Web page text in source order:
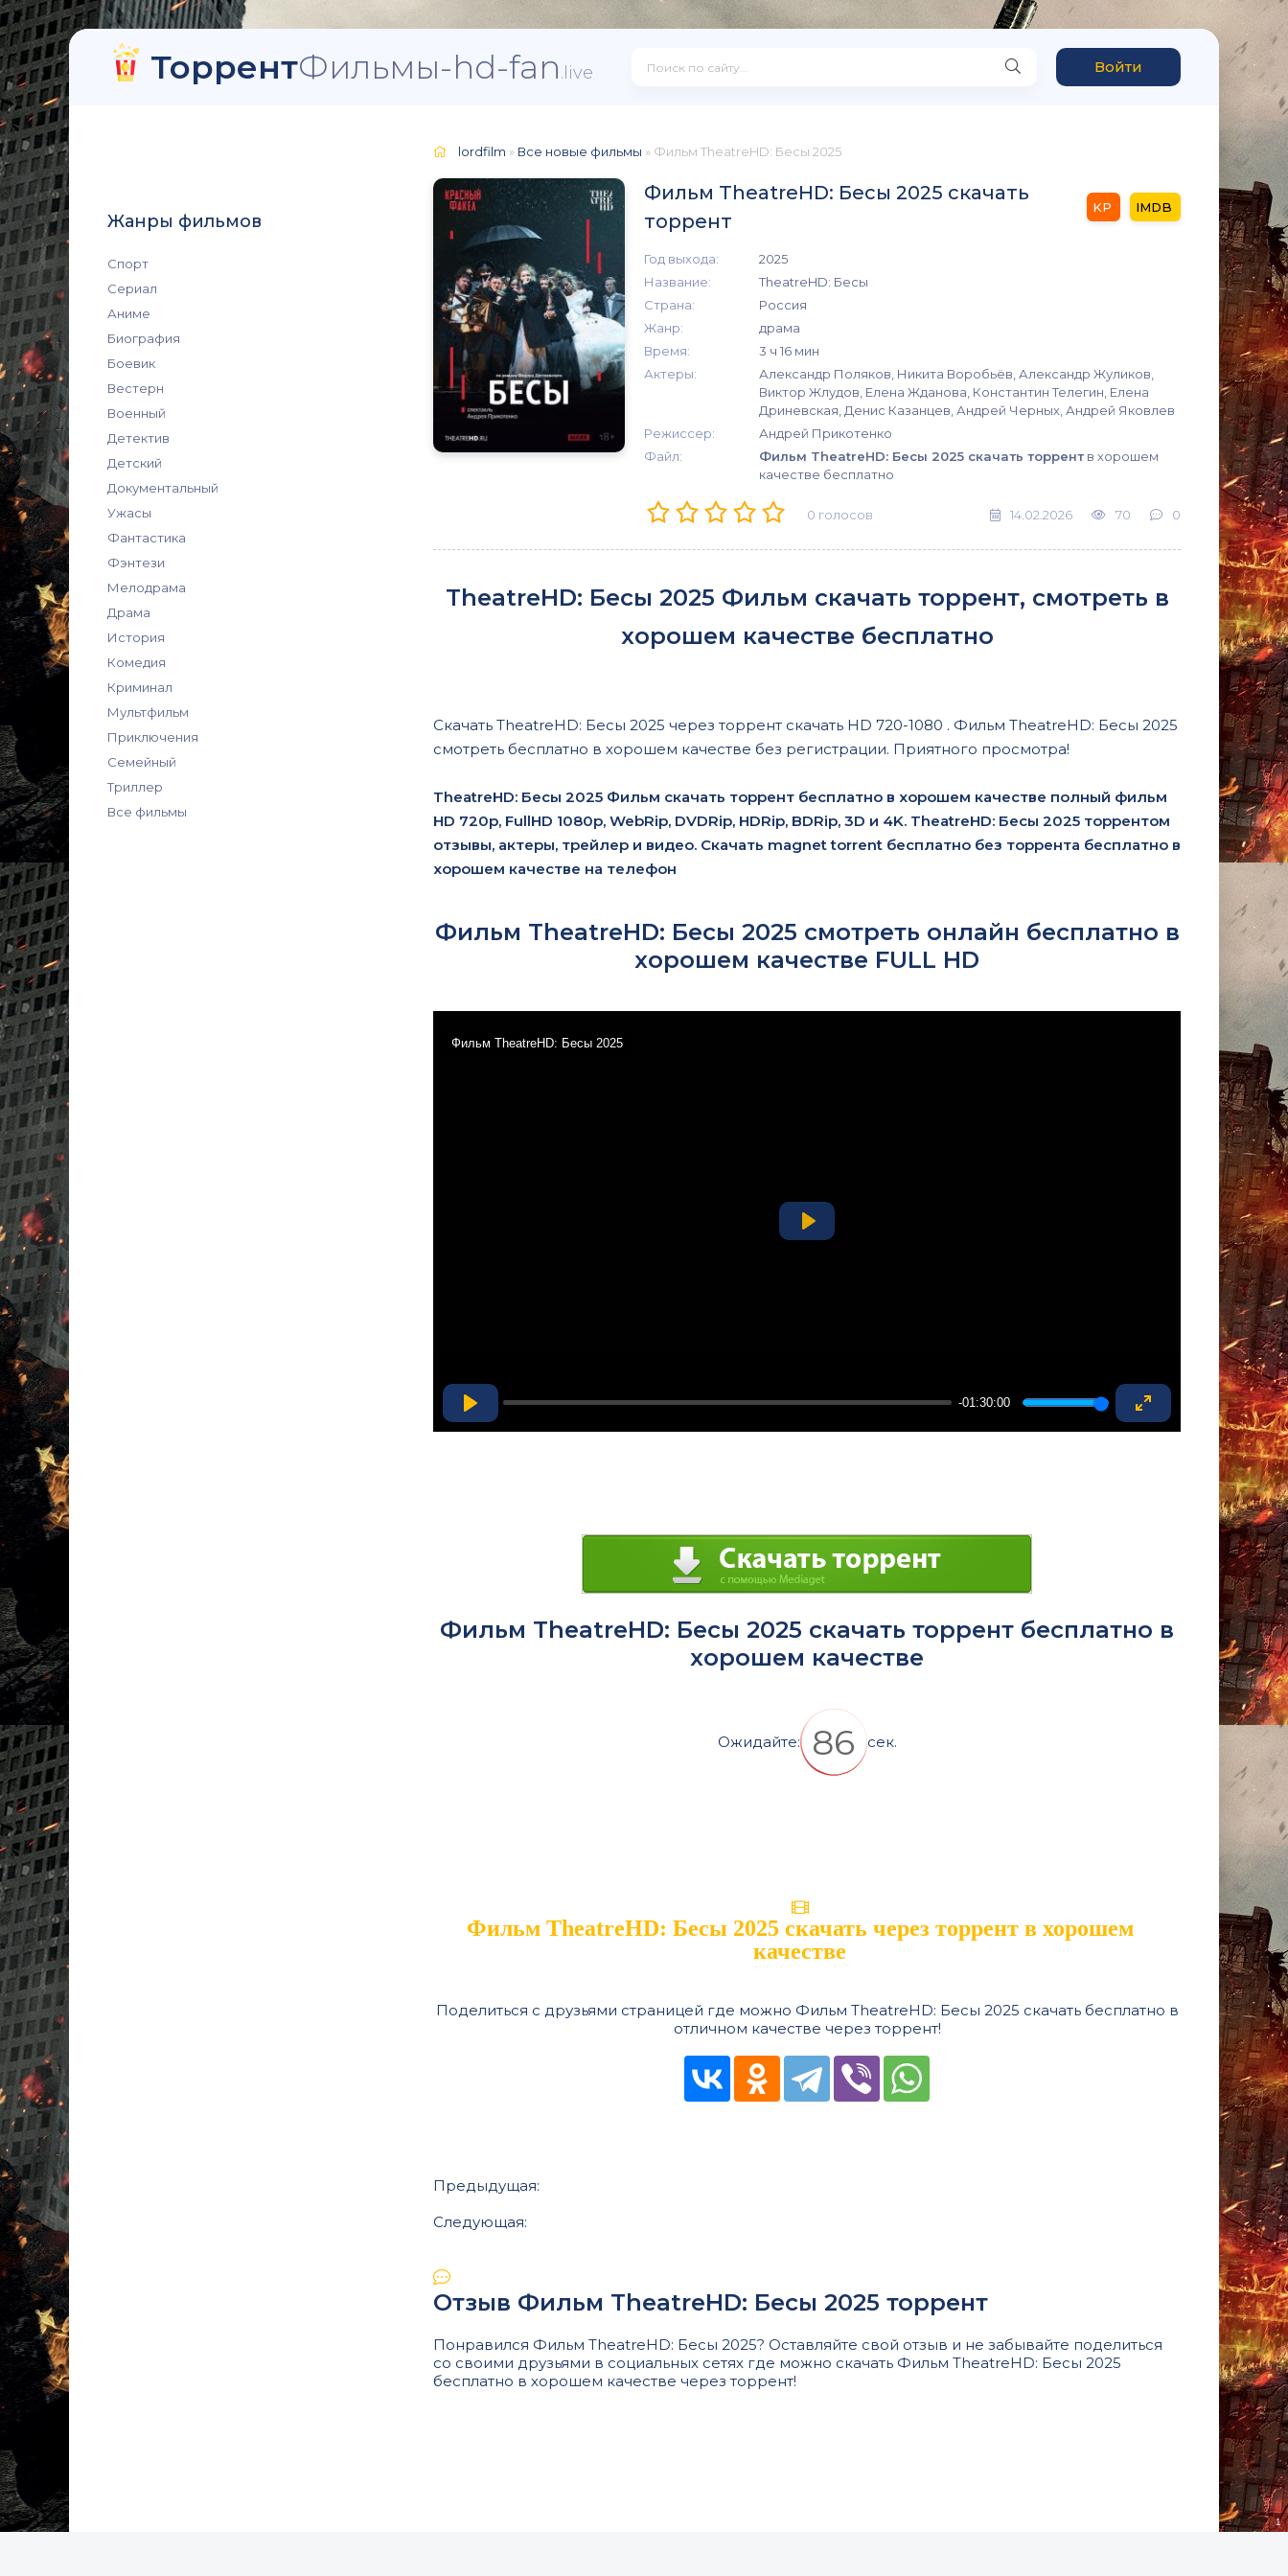
ТоррентФильмы-hd-fan.live Войти
Жанры фильмов
Спорт
Сериал
Аниме
Биография
Боевик
Вестерн
Военный
Детектив
Детский
Документальный
Ужасы
Фантастика
Фэнтези
Мелодрама
Драма
История
Комедия
Криминал
Мультфильм
Приключения
Семейный
Триллер
Все фильмы
lordfilm » Все новые фильмы » Фильм TheatreHD: Бесы 2025
Фильм TheatreHD: Бесы 2025 скачать
торрент
Год выхода:
2025
Название:
TheatreHD: Бесы
Страна:
Россия
Жанр:
драма
Время:
3 ч 16 мин
Актеры:
Александр Поляков, Никита Воробьёв, Александр Жуликов,
Виктор Жлудов, Елена Жданова, Константин Телегин, Елена
Дриневская, Денис Казанцев, Андрей Черных, Андрей Яковлев
Режиссер:
Андрей Прикотенко
Файл:
Фильм TheatreHD: Бесы 2025 скачать торрент в хорошем
качестве бесплатно
0 голосов 14.02.2026 70 0
TheatreHD: Бесы 2025 Фильм скачать торрент, смотреть в
хорошем качестве бесплатно
Скачать TheatreHD: Бесы 2025 через торрент скачать HD 720-1080 . Фильм TheatreHD: Бесы 2025
смотреть бесплатно в хорошем качестве без регистрации. Приятного просмотра!
TheatreHD: Бесы 2025 Фильм скачать торрент бесплатно в хорошем качестве полный фильм
HD 720p, FullHD 1080p, WebRip, DVDRip, HDRip, BDRip, 3D и 4K. TheatreHD: Бесы 2025 торрентом
отзывы, актеры, трейлер и видео. Скачать magnet torrent бесплатно без торрента бесплатно в
хорошем качестве на телефон
Фильм TheatreHD: Бесы 2025 смотреть онлайн бесплатно в
хорошем качестве FULL HD
Play
-01:30:00
Enter
fullscreen
Фильм TheatreHD: Бесы 2025
Фильм TheatreHD: Бесы 2025 скачать торрент бесплатно в
хорошем качестве
Ожидайте: 85 сек.
Фильм TheatreHD: Бесы 2025 скачать через торрент в хорошем
качестве
Поделиться с друзьями страницей где можно Фильм TheatreHD: Бесы 2025 скачать бесплатно в
отличном качестве через торрент!
Предыдущая:
Следующая:
Отзыв Фильм TheatreHD: Бесы 2025 торрент
Понравился Фильм TheatreHD: Бесы 2025? Оставляйте свой отзыв и не забывайте поделиться
со своими друзьями в социальных сетях где можно скачать Фильм TheatreHD: Бесы 2025
бесплатно в хорошем качестве через торрент!